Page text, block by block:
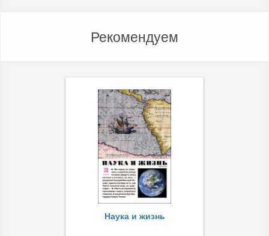
Рекомендуем
Наука и жизнь